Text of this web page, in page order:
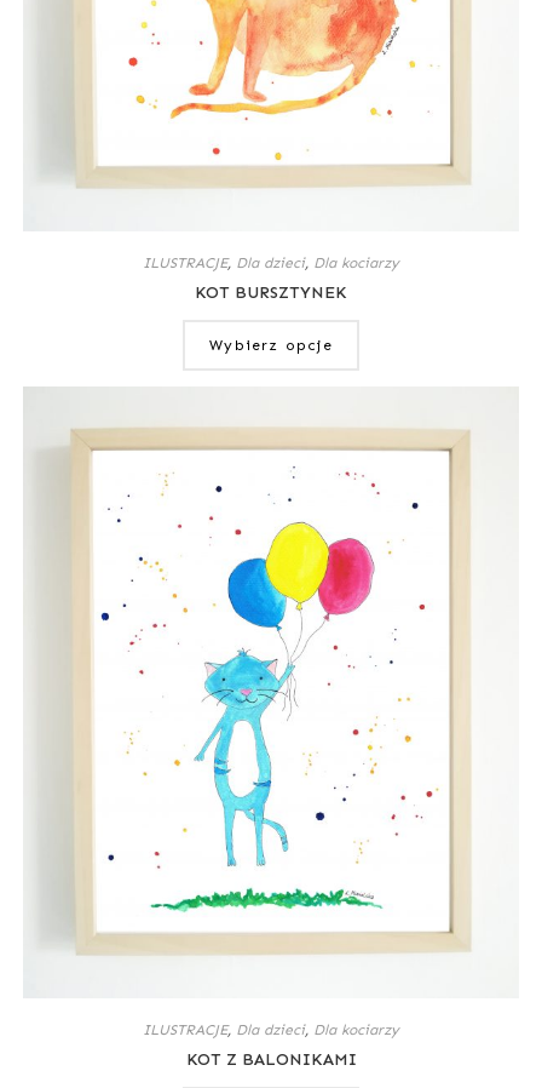
ILUSTRACJE, Dla dzieci, Dla kociarzy
KOT BURSZTYNEK
Wybierz opcje
ILUSTRACJE, Dla dzieci, Dla kociarzy
KOT Z BALONIKAMI